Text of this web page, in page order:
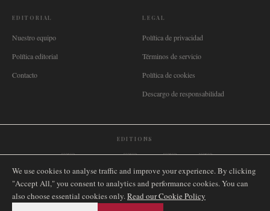
EDITORIAL
Nuestro equipo
Política editorial
Contacto
LEGAL
Política de privacidad
Términos de servicio
Política de cookies
Descargo de responsabilidad
EDITIONS
🌐 International🇬🇧 United Kingdom🇦🇺 Australia🇨🇦 Canada🇳🇿 New Zealand
🇿🇦 South Africa🇸🇬 Singapore 🇩🇪 Deutschland🇳🇱 Nederland🇫🇷 France
🇮🇹 Italia🇪🇸 España 🇧🇷 Brasil🇸🇪 Sverige🇳🇴 Norge🇩🇰 Danmark
We use cookies to analyse traffic and improve your experience. By clicking
"Accept All," you consent to analytics and performance cookies. You can
also choose essential cookies only.Read our Cookie Policy